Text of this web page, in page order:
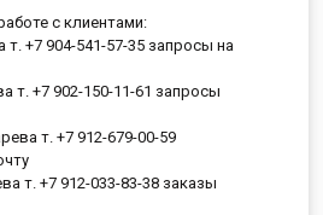
с клиентами:
т. +7 904-541-57-35 запросы на
т. +7 902-150-11-61 запросы
т. +7 912-679-00-59
т. +7 912-033-83-38 заказы